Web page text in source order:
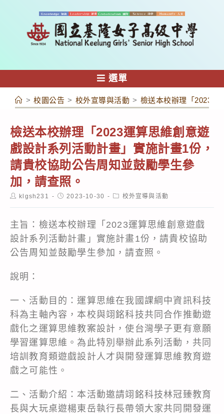
容
選單
> 校園公告 > 校外宣導與活動 > 檢送本校辦理「2023運
檢送本校辦理「2023運算思維創意遊
戲設計系列活動計畫」實施計畫1份，
請貴校協助公告周知並鼓勵學生參
加，請查照。
Postklgsh231
Post2023-10-30
Post校外宣導與活動
主旨：檢送本校辦理「2023運算思維創意遊戲
設計系列活動計畫」實施計畫1份，請貴校協助
公告周知並鼓勵學生參加，請查照。
說明：
一、活動目的：運算思維在我國課綱中資訊科技
科為主軸內容，本校與翊銘科技共同合作推動遊
戲化之運算思維教案設計，使台灣學子更有意願
學習運算思維。為此特別舉辦此系列活動，共同
培訓教育類遊戲設計人才與開發運算思維教育遊
戲之可能性。
二、活動介紹：本活動邀請翊銘科技林冠臻教育
長與大玩桌遊楊東岳執行長帶領大家共同開發運